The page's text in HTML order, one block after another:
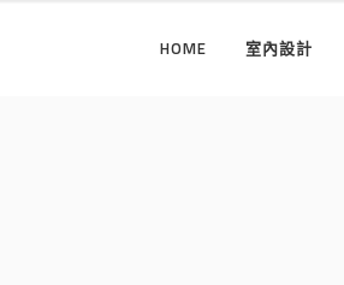
HOME 室內設計